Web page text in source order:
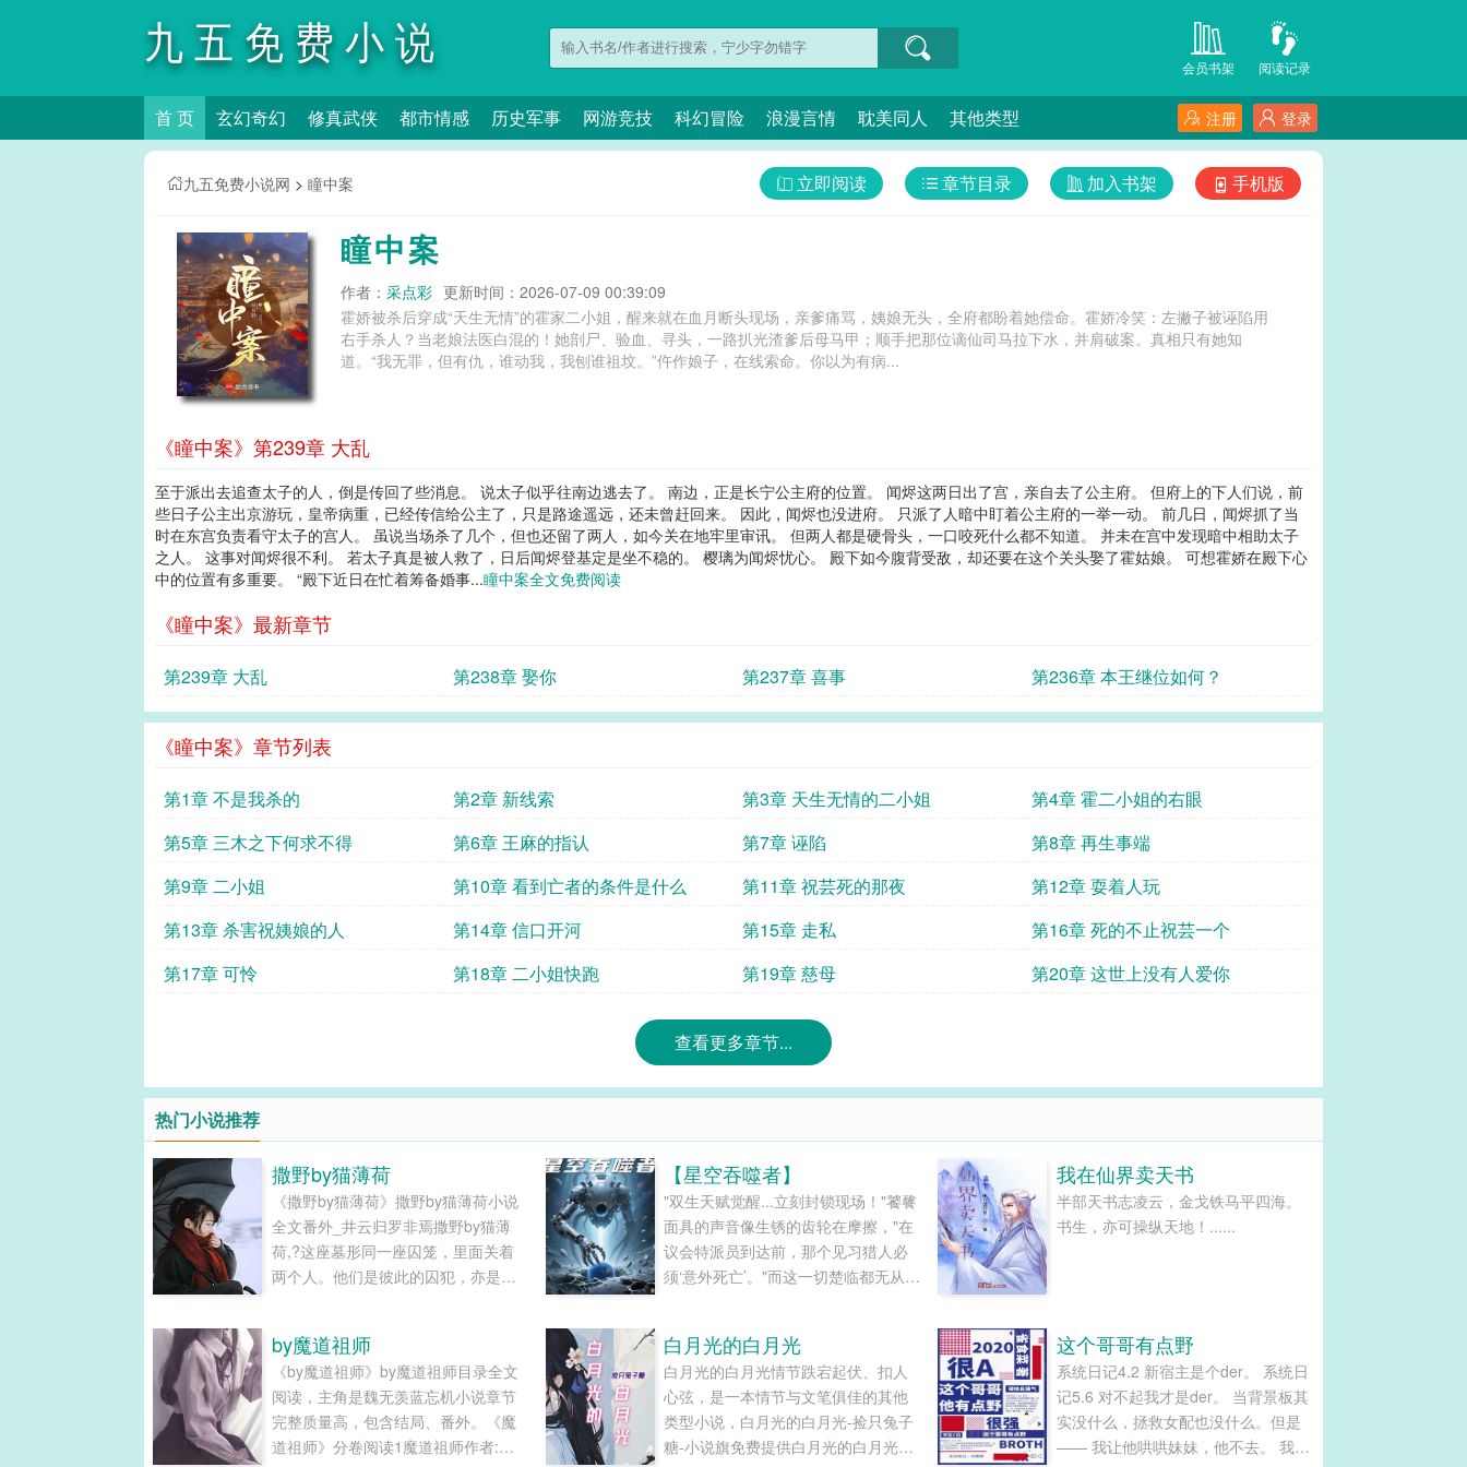
九五免费小说
网
阅读记录
会员书架
首 页 玄幻奇幻 修真武侠 都市情感 历史军事 网游竞技 科幻冒险 浪漫言情 耽美同人 其他类型 登录
注册
九五免费小说网 > 瞳中案 手机版
加入书架
章节目录
立即阅读
瞳中案
作者： 采点彩 更新时间：2026-07-09 00:39:09
霍娇被杀后穿成“天生无情”的霍家二小姐，醒来就在血月断头现场，亲爹痛骂，姨娘无头，全府都盼着她偿命。霍娇冷笑：左撇子被诬陷用
右手杀人？当老娘法医白混的！她剖尸、验血、寻头，一路扒光渣爹后母马甲；顺手把那位谪仙司马拉下水，并肩破案。真相只有她知
道。“我无罪，但有仇，谁动我，我刨谁祖坟。”仵作娘子，在线索命。你以为有病...
《瞳中案》第239章 大乱
至于派出去追查太子的人，倒是传回了些消息。 说太子似乎往南边逃去了。 南边，正是长宁公主府的位置。 闻烬这两日出了宫，亲自去了公主府。 但府上的下人们说，前
些日子公主出京游玩，皇帝病重，已经传信给公主了，只是路途遥远，还未曾赶回来。 因此，闻烬也没进府。 只派了人暗中盯着公主府的一举一动。 前几日，闻烬抓了当
时在东宫负责看守太子的宫人。 虽说当场杀了几个，但也还留了两人，如今关在地牢里审讯。 但两人都是硬骨头，一口咬死什么都不知道。 并未在宫中发现暗中相助太子
之人。 这事对闻烬很不利。 若太子真是被人救了，日后闻烬登基定是坐不稳的。 樱璃为闻烬忧心。 殿下如今腹背受敌，却还要在这个关头娶了霍姑娘。 可想霍娇在殿下心
中的位置有多重要。 “殿下近日在忙着筹备婚事...瞳中案全文免费阅读
《瞳中案》最新章节
第239章 大乱 第238章 娶你 第237章 喜事 第236章 本王继位如何？
《瞳中案》章节列表
第1章 不是我杀的 第2章 新线索 第3章 天生无情的二小姐
第4章 霍二小姐的右眼
第5章 三木之下何求不得
第6章 王麻的指认 第7章 诬陷
第8章 再生事端
第9章 二小姐
第10章 看到亡者的条件是什么 第11章 祝芸死的那夜
第12章 耍着人玩
第13章 杀害祝姨娘的人
第14章 信口开河 第15章 走私
第16章 死的不止祝芸一个
第17章 可怜
第18章 二小姐快跑 第19章 慈母 第20章 这世上没有人爱你
查看更多章节...
热门小说推荐
撒野by猫薄荷
《撒野by猫薄荷》撒野by猫薄荷小说
全文番外_井云归罗非焉撒野by猫薄
荷,?这座墓形同一座囚笼，里面关着
两个人。他们是彼此的囚犯，亦是彼
道闪电直插幽深密林，映亮了林莽深
处一座墓冢。一个轻盈矫健的身影，
正冒雨封堵开在墓上的奇特井口。...
【星空吞噬者】
"双生天赋觉醒...立刻封锁现场！"饕餮
面具的声音像生锈的齿轮在摩擦，"在
议会特派员到达前，那个见习猎人必
须‘意外死亡’。"而这一切楚临都无从知
影狼在二十米外焦躁地刨地，却不敢
靠近他周身三丈范围。女子昏迷的躯
体被某种力量托举到半空，她破碎的
风衣下露出肩......
我在仙界卖天书
半部天书志凌云，金戈铁马平四海。
书生，亦可操纵天地！......
by魔道祖师
《by魔道祖师》by魔道祖师目录全文
阅读，主角是魏无羡蓝忘机小说章节
完整质量高，包含结局、番外。《魔
道祖师》分卷阅读1魔道祖师作者:墨
白月光的白月光
白月光的白月光情节跌宕起伏、扣人
心弦，是一本情节与文笔俱佳的其他
类型小说，白月光的白月光-捡只兔子
糖-小说旗免费提供白月光的白月光最
这个哥哥有点野
系统日记4.2 新宿主是个der。 系统日
记5.6 对不起我才是der。 当背景板其
实没什么，拯救女配也没什么。但是
—— 我让他哄哄妹妹，他不去。 我让